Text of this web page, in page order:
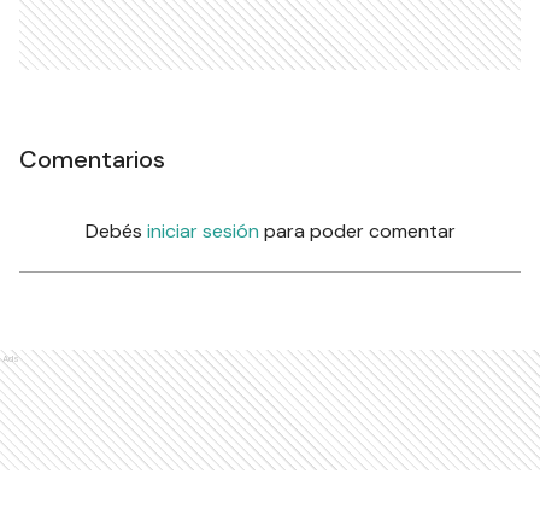
Comentarios
Debés iniciar sesión para poder comentar
Ads